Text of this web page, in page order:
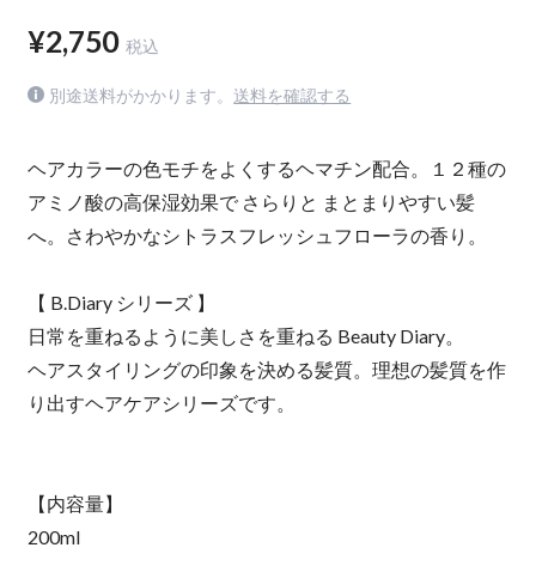
¥2,750 税込
別途送料がかかります。 送料を確認する
ヘアカラーの色モチをよくするヘマチン配合。１２種の
アミノ酸の高保湿効果で さらりと まとまりやすい髪
へ。さわやかなシトラスフレッシュフローラの香り。
【 B.Diary シリーズ 】
日常を重ねるように美しさを重ねる Beauty Diary。
ヘアスタイリングの印象を決める髪質。理想の髪質を作
り出すヘアケアシリーズです。
【内容量】
200ml